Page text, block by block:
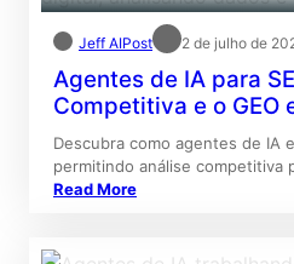
Jeff AIPost 2 de julho de
Agentes de IA para
Competitiva e o GEO
Descubra como agentes de IA
permitindo análise competitiva
Read More